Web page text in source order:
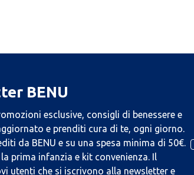
BENU
esclusive, consigli di benessere e
e prenditi cura di te, ogni giorno.
da BENU e su una spesa minima di 50€.
prima infanzia e kit convenienza. Il
utenti che si iscrivono alla newsletter e